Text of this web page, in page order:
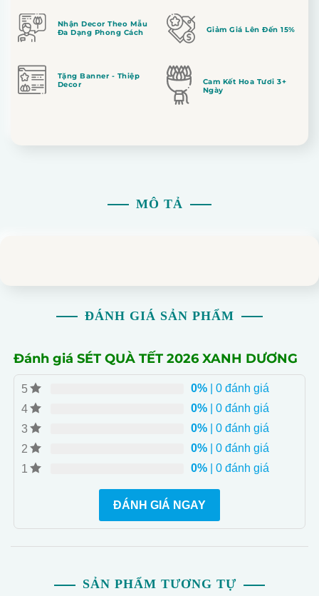
Nhận Decor Theo Mẫu
Đa Dạng Phong Cách
Giảm Giá Lên Đến 15%
Tặng Banner - Thiệp
Decor
Cam Kết Hoa Tươi 3+
Ngày
MÔ TẢ
ĐÁNH GIÁ SẢN PHẨM
Đánh giá SÉT QUÀ TẾT 2026 XANH DƯƠNG
5 0%| 0 đánh giá
4
0%| 0 đánh giá
3
0%| 0 đánh giá
2
0%| 0 đánh giá
1
0%| 0 đánh giá
ĐÁNH GIÁ NGAY
SẢN PHẨM TƯƠNG TỰ